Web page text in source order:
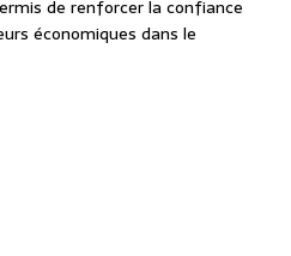
de renforcer la confiance
économiques dans le